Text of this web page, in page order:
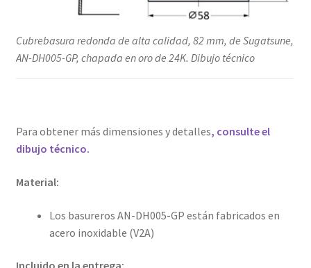
Cubrebasura redonda de alta calidad, 82 mm, de Sugatsune,
AN-DH005-GP, chapada en oro de 24K. Dibujo técnico
Para obtener más dimensiones y detalles, consulte el
dibujo técnico.
Material:
Los basureros AN-DH005-GP están fabricados en
acero inoxidable (V2A)